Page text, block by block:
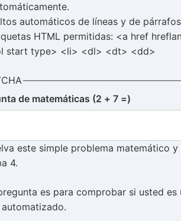
automáticos de líneas y de
HTML permitidas: <a href
start type> <li> <dl> <dt> <dd>
Pregunta de matemáticas (2 + 7 =)
este simple problema matemático
4.
es para comprobar si usted
automatizado.